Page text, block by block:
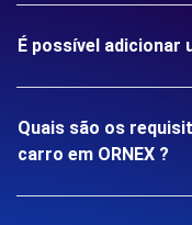
É possível adicionar
Quais são os
carro em ORNEX ?